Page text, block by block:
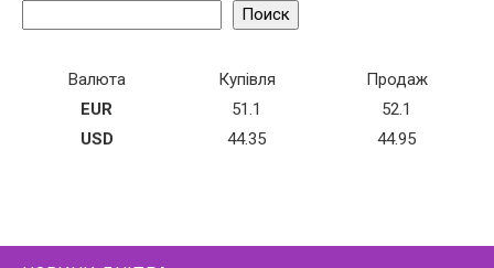
Поиск
Валюта Купівля
Продаж
EUR
51.1
52.1
USD
44.35 44.95